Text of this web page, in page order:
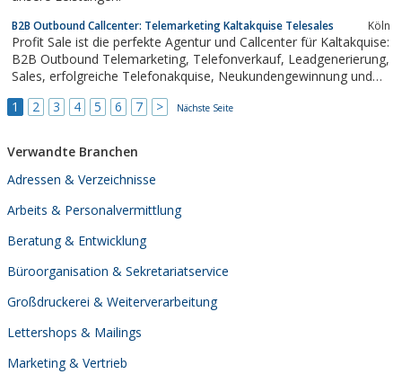
B2B Outbound Callcenter: Telemarketing Kaltakquise Telesales Köln
Profit Sale ist die perfekte Agentur und Callcenter für Kaltakquise:
B2B Outbound Telemarketing, Telefonverkauf, Leadgenerierung,
Sales, erfolgreiche Telefonakquise, Neukundengewinnung und
Kunden gewinnen! Erzielen Sie mit Profit Sale Top Erfolgsquoten
1 2 3 4 5 6 7 > Nächste Seite
Verwandte Branchen
Adressen & Verzeichnisse
Arbeits & Personalvermittlung
Beratung & Entwicklung
Büroorganisation & Sekretariatservice
Großdruckerei & Weiterverarbeitung
Lettershops & Mailings
Marketing & Vertrieb